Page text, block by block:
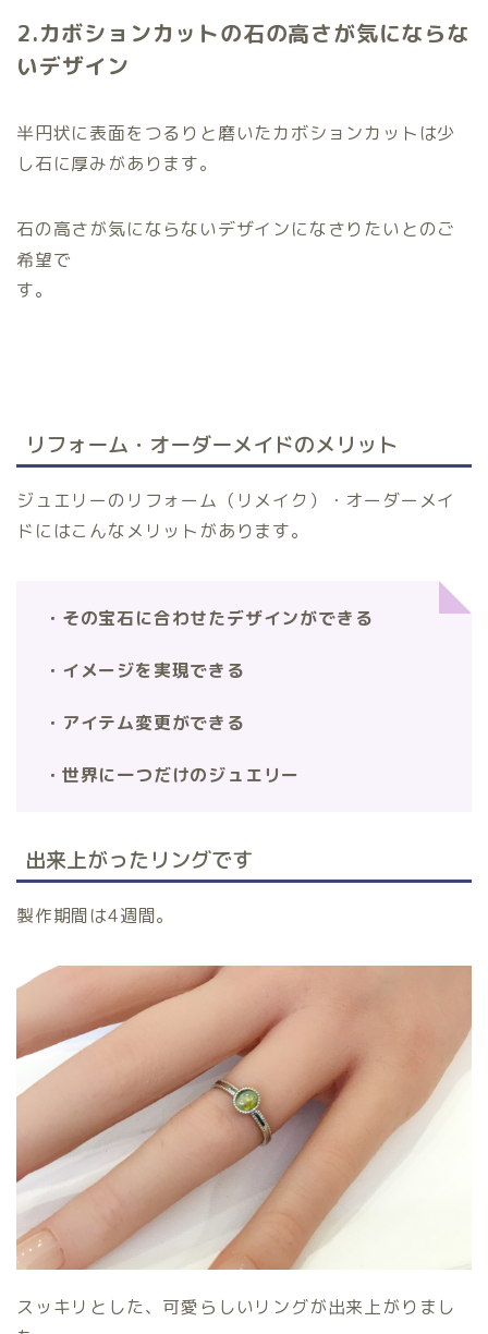
2.カボションカットの石の高さが気にならな
いデザイン
半円状に表面をつるりと磨いたカボションカットは少
し石に厚みがあります。
石の高さが気にならないデザインになさりたいとのご
希望で
す。
リフォーム・オーダーメイドのメリット
ジュエリーのリフォーム（リメイク）・オーダーメイ
ドにはこんなメリットがあります。
・その宝石に合わせたデザインができる
・イメージを実現できる
・アイテム変更ができる
・世界に一つだけのジュエリー
出来上がったリングです
製作期間は4週間。
スッキリとした、可愛らしいリングが出来上がりまし